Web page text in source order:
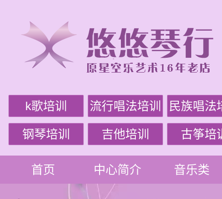
k歌培训 流行唱法培训 民族唱法
钢琴培训 吉他培训 古筝培
首页 中心简介 音乐类